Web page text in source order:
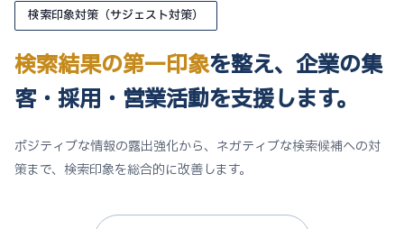
検索印象対策（サジェスト対策）
検索結果の第一印象を整え、 企業の集
客・採用・営業活動を支援します。
ポジティブな情報の露出強化から、ネガティブな検索候補への対
策まで、検索印象を総合的に改善します。